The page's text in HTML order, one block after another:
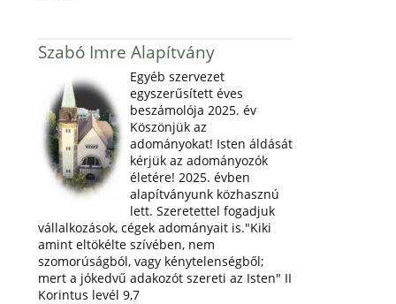
Szabó Imre Alapítvány
Egyéb szervezet
egyszerűsített éves
beszámolója 2025. év
Köszönjük az
adományokat! Isten áldását
kérjük az adományozók
életére! 2025. évben
alapítványunk közhasznú
lett. Szeretettel fogadjuk
vállalkozások, cégek adományait is."Kiki
amint eltökélte szívében, nem
szomorúságból, vagy kénytelenségből;
mert a jókedvű adakozót szereti az Isten" II
Korintus levél 9,7